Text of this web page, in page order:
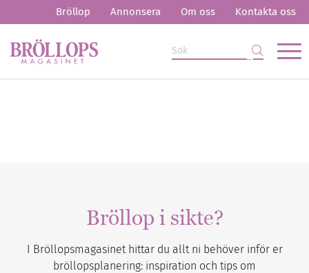
Bröllop Annonsera Om oss Kontakta oss
Bröllop i sikte?
I Bröllopsmagasinet hittar du allt ni behöver inför er
bröllopsplanering: inspiration och tips om